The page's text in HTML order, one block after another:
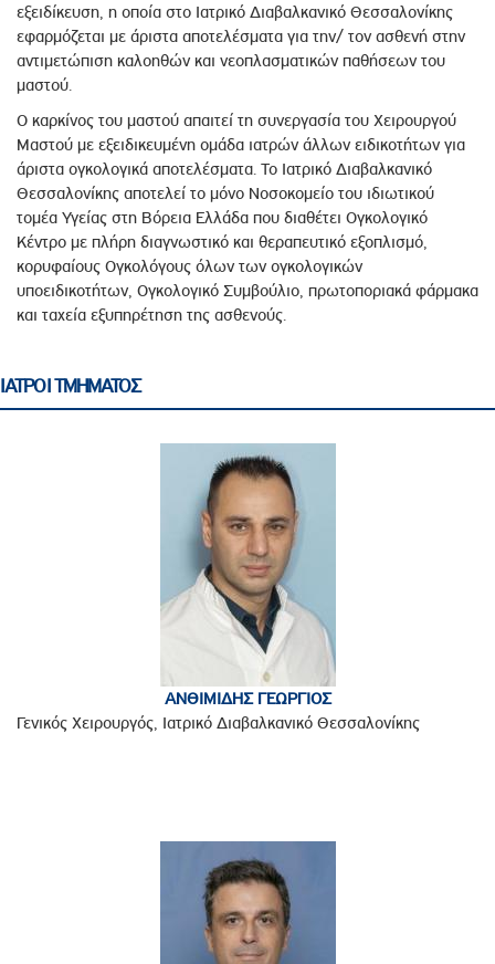
εξειδίκευση, η οποία στο Ιατρικό Διαβαλκανικό Θεσσαλονίκης
εφαρμόζεται με άριστα αποτελέσματα για την/ τον ασθενή στην
αντιμετώπιση καλοηθών και νεοπλασματικών παθήσεων του
μαστού.
Ο καρκίνος του μαστού απαιτεί τη συνεργασία του Χειρουργού
Μαστού με εξειδικευμένη ομάδα ιατρών άλλων ειδικοτήτων για
άριστα ογκολογικά αποτελέσματα. Το Ιατρικό Διαβαλκανικό
Θεσσαλονίκης αποτελεί το μόνο Νοσοκομείο του ιδιωτικού
τομέα Υγείας στη Βόρεια Ελλάδα που διαθέτει Ογκολογικό
Κέντρο με πλήρη διαγνωστικό και θεραπευτικό εξοπλισμό,
κορυφαίους Ογκολόγους όλων των ογκολογικών
υποειδικοτήτων, Ογκολογικό Συμβούλιο, πρωτοποριακά φάρμακα
και ταχεία εξυπηρέτηση της ασθενούς.
ΙΑΤΡΟΙ ΤΜΗΜΑΤΟΣ
ΑΝΘΙΜΙΔΗΣ ΓΕΩΡΓΙΟΣ
Γενικός Χειρουργός, Ιατρικό Διαβαλκανικό Θεσσαλονίκης